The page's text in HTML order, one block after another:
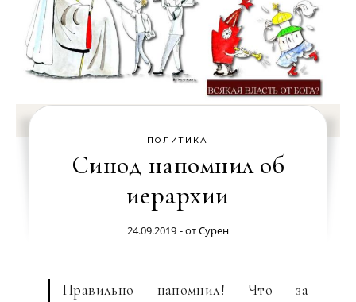
ПОЛИТИКА
Синод напомнил об
иерархии
24.09.2019 - отСурен
Правильно напомнил! Что за